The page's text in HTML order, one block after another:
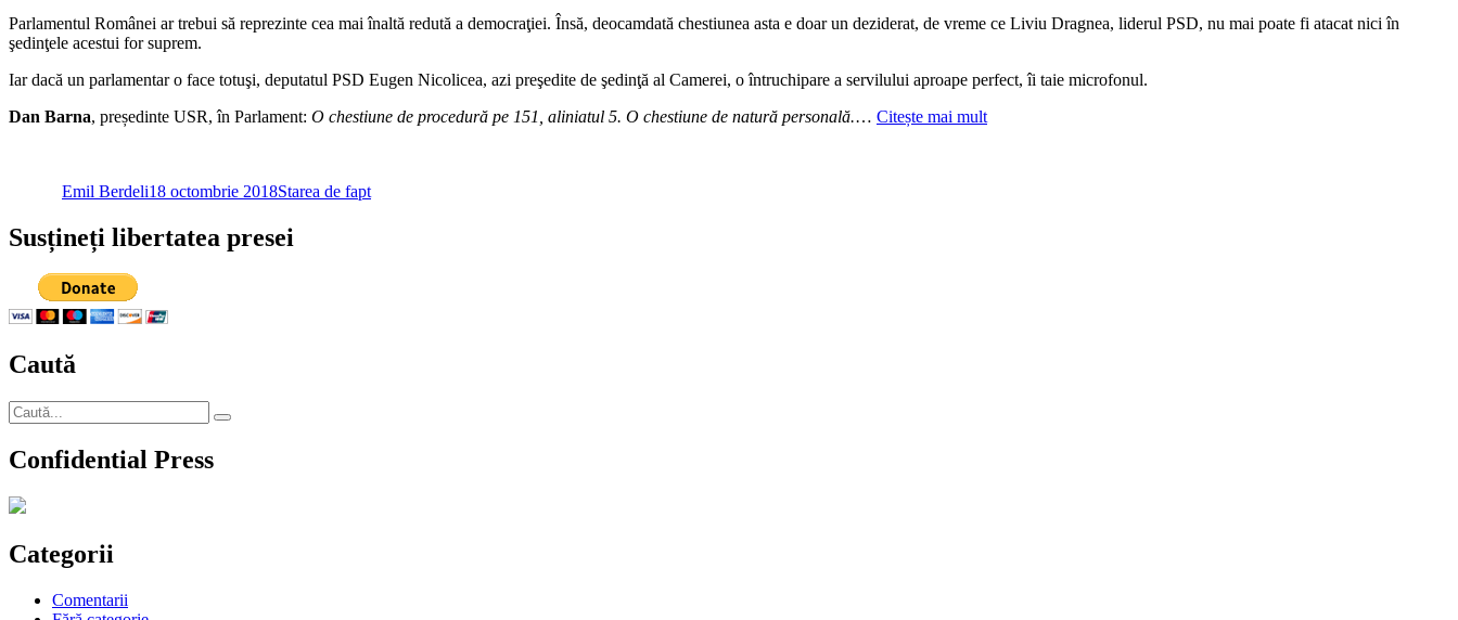
USR:
place
de
Dan
Parlamentul Românei ar trebui să reprezinte cea mai înaltă redută a democraţiei. Însă, deocamdată chestiunea asta e doar un deziderat, de vreme ce Liviu Dragnea, liderul PSD, nu mai poate fi atacat nici în
şedinţele acestui for suprem.
Iar dacă un parlamentar o face totuşi, deputatul PSD Eugen Nicolicea, azi preşedite de şedinţă al Camerei, o întruchipare a servilului aproape perfect, îi taie microfonul.
Dan Barna, președinte USR, în Parlament: O chestiune de procedură pe 151, aliniatul 5. O chestiune de natură personală.… Citește mai mult
Emil Berdeli18 octombrie 2018Starea de fapt
Susțineți libertatea presei
Caută
Caută
după:
Căutare
Confidential Press
Categorii
Comentarii